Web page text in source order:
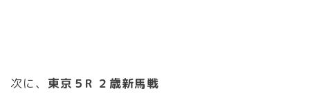
次に、 東京５R ２歳新馬戦